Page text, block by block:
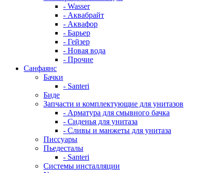
- Wasser
- Аквабрайт
- Аквафор
- Барьер
- Гейзер
- Новая вода
- Прочие
Санфаянс
Бачки
- Santeri
Биде
Запчасти и комплектующие для унитазов
- Арматура для смывного бачка
- Сиденья для унитаза
- Сливы и манжеты для унитаза
Писсуары
Пьедесталы
- Santeri
Системы инсталляции